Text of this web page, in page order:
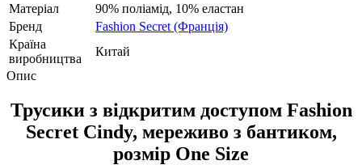
Матеріал
90% поліамід, 10% еластан
Бренд
Fashion Secret (Франція)
Країна
виробництва
Китай
Опис
Трусики з відкритим доступом Fashion
Secret Cindy, мереживо з бантиком,
розмір One Size